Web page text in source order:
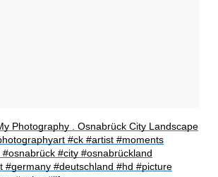
Photography . Osnabrück City Landscape
#ck #artist #moments
#city #osnabrückland
#germany #deutschland #hd #picture